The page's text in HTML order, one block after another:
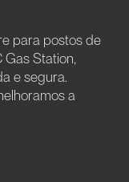
para postos de
Station,
e segura.
a